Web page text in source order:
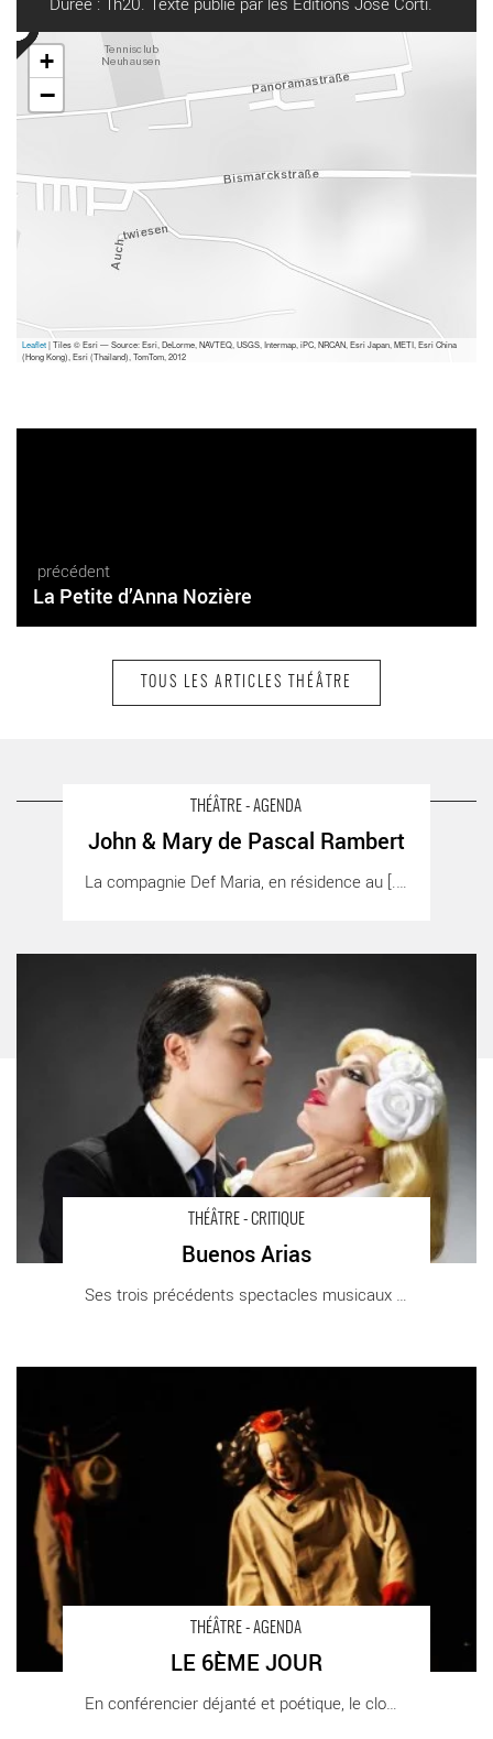
+
−
Leaflet| Tiles © Esri — Source: Esri, DeLorme, NAVTEQ, USGS, Intermap, iPC, NRCAN, Esri Japan, METI, Esri China
(Hong Kong), Esri (Thailand), TomTom, 2012
précédent
La Petite d’Anna Nozière
L’Atelier volant de Valère Novarina
TOUS LES ARTICLES THÉÂTRE
A LIRE AUSSI SUR LA TERRASSE
THÉÂTRE - AGENDA
John & Mary de Pascal Rambert
La compagnie Def Maria, en résidence au [...]
Vanves Théâtre de Vanves
THÉÂTRE - CRITIQUE
Buenos Arias
THÉÂTRE - AGENDA
LE 6ÈME JOUR
En conférencier déjanté et poétique, le clown [...]